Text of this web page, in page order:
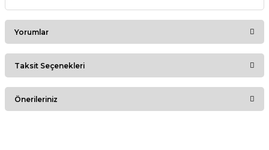
Yorumlar
Bu ürüne ilk yorumu siz yapın!
Taksit Seçenekleri
Önerileriniz